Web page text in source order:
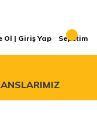
Ol | Giriş Yap Sepetim